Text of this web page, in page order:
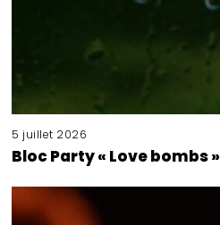
5 juillet 2026
Bloc Party « Love bombs »